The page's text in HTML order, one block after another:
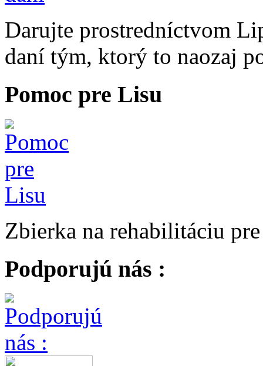
Darujte prostredníctvom
daní tým, ktorý to naozaj
Pomoc pre Lisu
Zbierka na rehabilitáciu
Podporujú nás :